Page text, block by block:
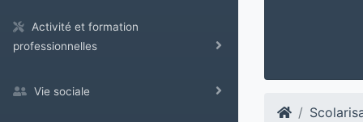
Activité et formation
professionnelles
Vie sociale